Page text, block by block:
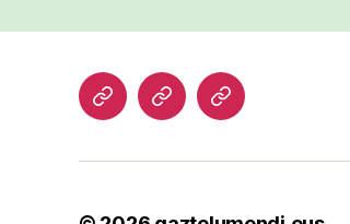
HasieraKazetariPatxi
CV